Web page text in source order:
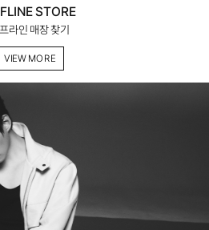
STORE
라인 매장 찾기
VIEW MORE